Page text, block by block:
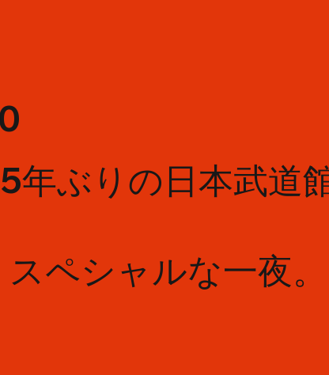
年ぶりの日本武道
ペシャルな一夜。